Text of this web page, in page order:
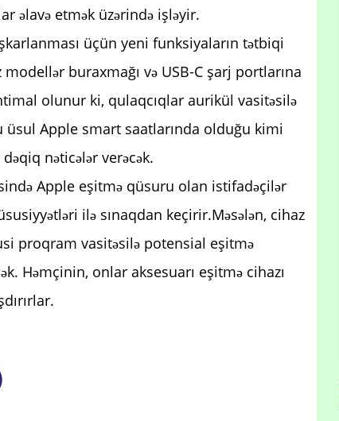
əlavə etmək üzərində işləyir.
üçün yeni funksiyaların tətbiqi
buraxmağı və USB-C şarj portlarına
olunur ki, qulaqcıqlar aurikül vasitəsilə
Apple smart saatlarında olduğu kimi
nəticələr verəcək.
Apple eşitmə qüsuru olan istifadəçilər
ilə sınaqdan keçirir.Məsələn, cihaz
proqram vasitəsilə potensial eşitmə
Həmçinin, onlar aksesuarı eşitmə cihazı